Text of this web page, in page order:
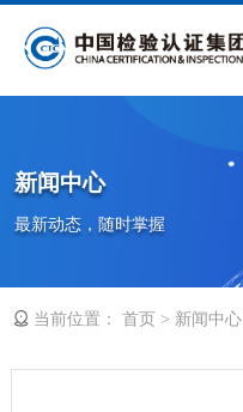
新闻中心
最新动态，随时掌握
当前位置： 首页 > 新闻中心